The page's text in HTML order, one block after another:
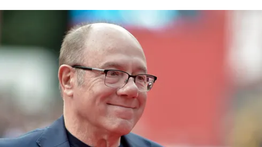
FOTO
CONCORSI
EVENTI